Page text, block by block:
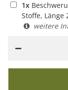
1x
Stoffe, Länge
weitere